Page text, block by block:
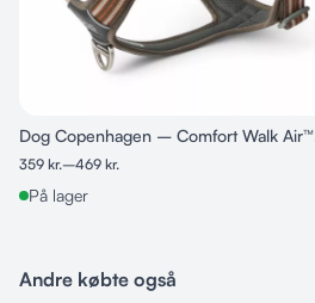
Dog Copenhagen – Comfort Walk Air™
Sele, Brun/Orange
359 kr.–469 kr.
På lager
Andre købte også